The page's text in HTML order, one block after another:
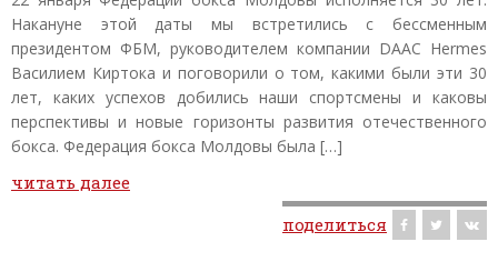
Накануне этой даты мы встретились с бессменным
президентом ФБМ, руководителем компании DAAC Hermes
Василием Киртока и поговорили о том, какими были эти 30
лет, каких успехов добились наши спортсмены и каковы
перспективы и новые горизонты развития отечественного
бокса. Федерация бокса Молдовы была […]
читать далее
поделиться